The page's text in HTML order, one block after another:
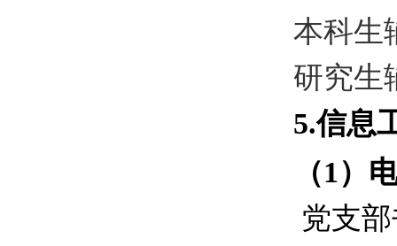
本科生
研究生
5.信息
（1）
党支